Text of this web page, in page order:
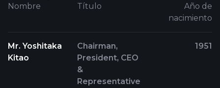
Nombre Título
Año de
nacimiento
Mr. Yoshitaka
Kitao
Chairman,
President, CEO
&
Representative
1951